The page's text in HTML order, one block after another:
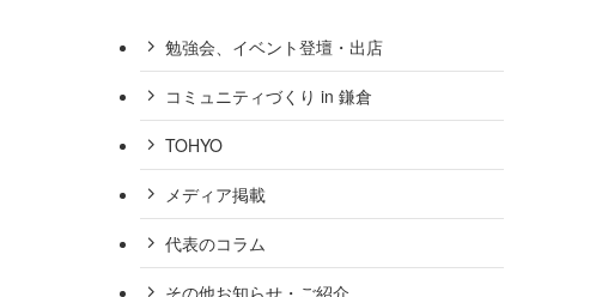
勉強会、イベント登壇・出店
コミュニティづくり in 鎌倉
TOHYO
メディア掲載
代表のコラム
その他お知らせ・ご紹介